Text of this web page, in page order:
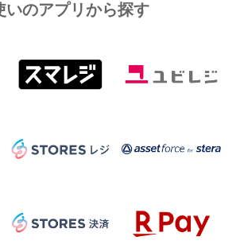
いのアプリから探す